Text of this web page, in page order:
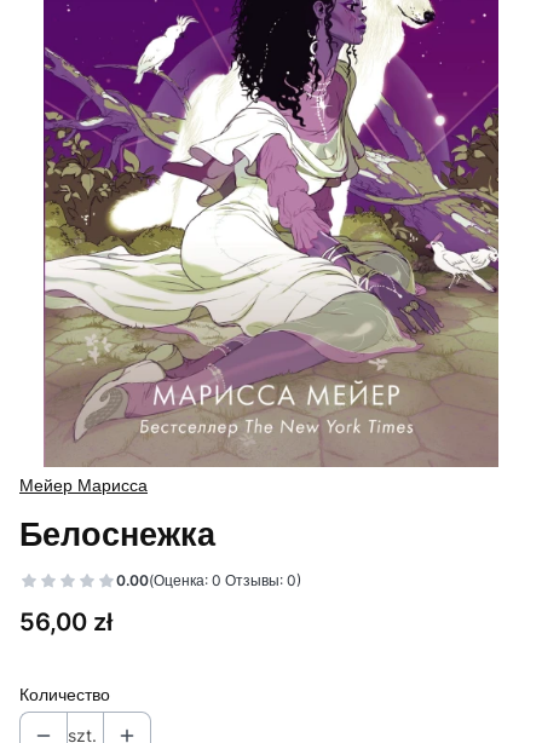
Мейер Марисса
Белоснежка
0.00(Оценка: 0 Отзывы: 0)
Цена
56,00 zł
Количество
szt.